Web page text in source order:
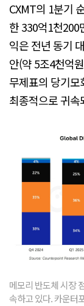
CXMT의 1분기
한 330억1천200
익은 전년 동기
안(약 5조4천억
무제표의 당기
최종적으로 귀
메모리 반도체 시장
속하고 있다. 카운터